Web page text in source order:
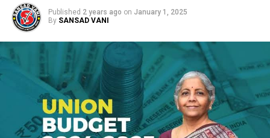
Published 2 years ago on January 1, 2025
By SANSAD VANI